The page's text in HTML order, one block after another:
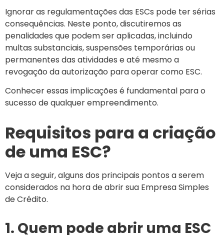
Ignorar as regulamentações das ESCs pode ter sérias
consequências. Neste ponto, discutiremos as
penalidades que podem ser aplicadas, incluindo
multas substanciais, suspensões temporárias ou
permanentes das atividades e até mesmo a
revogação da autorização para operar como ESC.
Conhecer essas implicações é fundamental para o
sucesso de qualquer empreendimento.
Requisitos para a criação
de uma ESC?
Veja a seguir, alguns dos principais pontos a serem
considerados na hora de abrir sua Empresa Simples
de Crédito.
1. Quem pode abrir uma ESC